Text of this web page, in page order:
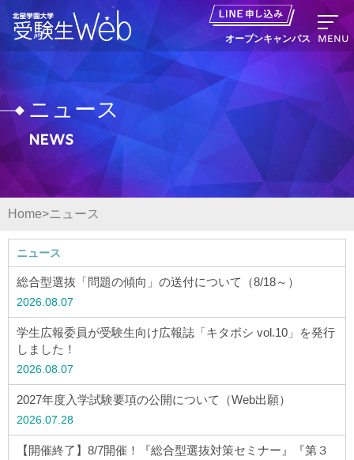
オープンキャンパス MENU
資料請求
出願の流れ
オープンキャンパス LINE申し込み
ニュース
デジタルパンフレット
アクセス
お問い合わせ
ニュース
News
Home ニュース
ニュース
総合型選抜「問題の傾向」の送付について（8/18～）
2026.08.07
学生広報委員が受験生向け広報誌「キタボシ vol.10」を発行
しました！
2026.08.07
2027年度入学試験要項の公開について（Web出願）
2026.07.28
【開催終了】8/7開催！『総合型選抜対策セミナー』『第３